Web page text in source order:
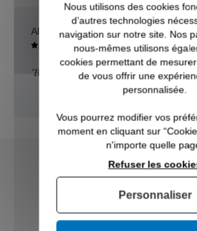
Alexis T.
"BIEN"
Fabricant ISO 9001
Livraison sur mesure
Etude 3D personnalisée
Nous utilisons des cookies
d’autres technologies
navigation sur notre site. Nos
nous-mêmes utilisons
cookies permettant de
de vous offrir une
personnalisée.
Vous pourrez modifier vos
moment en cliquant sur
n'importe quelle
Refuser les
Personnaliser